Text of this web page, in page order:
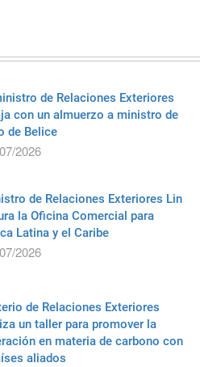
de Relaciones Exteriores
con un almuerzo a ministro de
de Belice
2026
de Relaciones Exteriores Lin
la Oficina Comercial para
Latina y el Caribe
2026
de Relaciones Exteriores
un taller para promover la
en materia de carbono con
aliados